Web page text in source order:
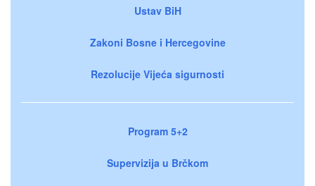
Ustav BiH
Zakoni Bosne i Hercegovine
Rezolucije Vijeća sigurnosti
Program 5+2
Supervizija u Brčkom